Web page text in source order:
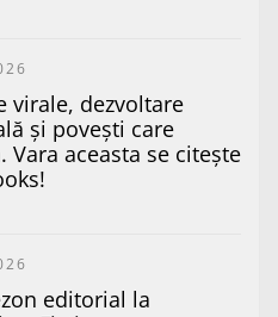
virale, dezvoltare
și povești care
Vara aceasta se citește
editorial la